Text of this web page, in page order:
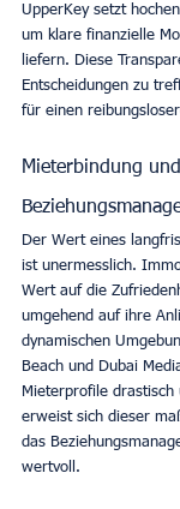
UpperKey setzt
um klare finanzielle
liefern. Diese
Entscheidungen zu
für einen
Mieterbindung und
Der Wert eines
ist unermesslich.
Wert auf die
umgehend auf ihre
dynamischen
Beach und Dubai
Mieterprofile drastisch
erweist sich dieser
das
wertvoll.